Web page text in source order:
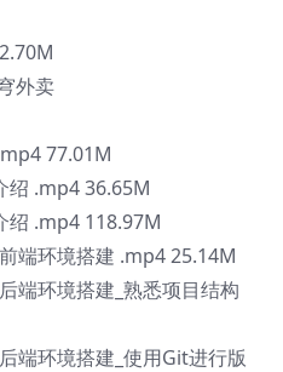
外卖
77.01M
.mp4 36.65M
.mp4 118.97M
端环境搭建 .mp4 25.14M
端环境搭建_熟悉项目结构
端环境搭建_使用Git进行版